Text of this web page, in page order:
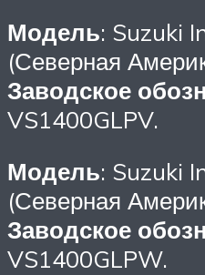
Модель: Suzuki
(Северная
Заводское
VS1400GLPV.
Модель: Suzuki
(Северная
Заводское
VS1400GLPW.